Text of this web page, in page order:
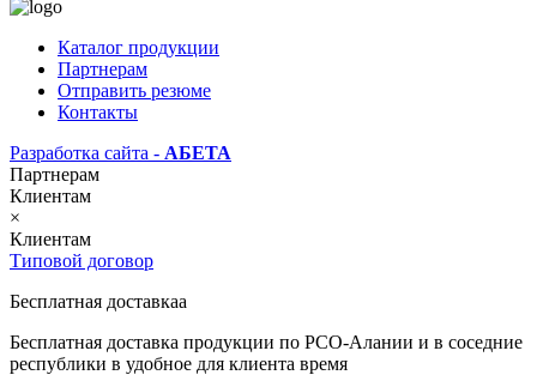
Каталог продукции
Партнерам
Отправить резюме
Контакты
Разработка сайта - АБЕТА
Партнерам
Клиентам
×
Клиентам
Типовой договор
Бесплатная доставкаа
Бесплатная доставка продукции по РСО-Алании и в соседние
республики в удобное для клиента время